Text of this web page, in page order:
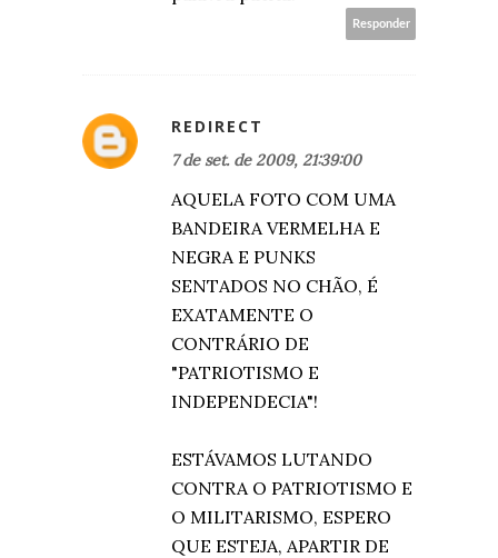
Responder
REDIRECT
7 de set. de 2009, 21:39:00
AQUELA FOTO COM UMA
BANDEIRA VERMELHA E
NEGRA E PUNKS
SENTADOS NO CHÃO, É
EXATAMENTE O
CONTRÁRIO DE
"PATRIOTISMO E
INDEPENDECIA"!
ESTÁVAMOS LUTANDO
CONTRA O PATRIOTISMO E
O MILITARISMO, ESPERO
QUE ESTEJA, APARTIR DE